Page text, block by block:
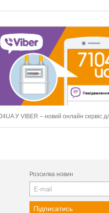
У VIBER – новий онлайн сервіс
Розсилка новин